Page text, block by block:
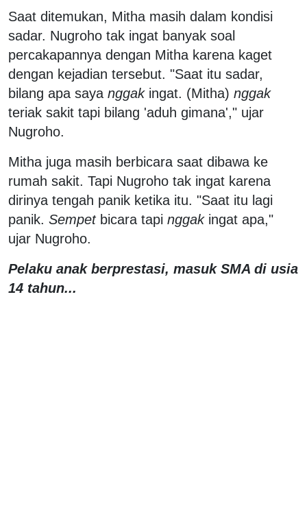
Saat ditemukan, Mitha masih dalam kondisi
sadar. Nugroho tak ingat banyak soal
percakapannya dengan Mitha karena kaget
dengan kejadian tersebut. "Saat itu sadar,
bilang apa saya nggakingat. (Mitha) nggak
teriak sakit tapi bilang 'aduh gimana'," ujar
Nugroho.
Mitha juga masih berbicara saat dibawa ke
rumah sakit. Tapi Nugroho tak ingat karena
dirinya tengah panik ketika itu. "Saat itu lagi
panik. Sempetbicara tapi nggakingat apa,"
ujar Nugroho.
Pelaku anak berprestasi, masuk SMA di usia
14 tahun...